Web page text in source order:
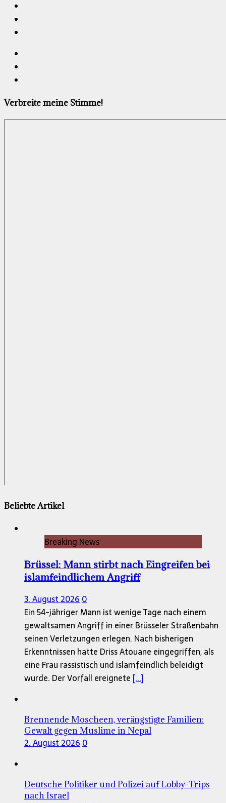
Verbreite meine Stimme!
Beliebte Artikel
Breaking News
Brüssel: Mann stirbt nach Eingreifen bei
islamfeindlichem Angriff
3. August 20260
Ein 54-jähriger Mann ist wenige Tage nach einem
gewaltsamen Angriff in einer Brüsseler Straßenbahn
seinen Verletzungen erlegen. Nach bisherigen
Erkenntnissen hatte Driss Atouane eingegriffen, als
eine Frau rassistisch und islamfeindlich beleidigt
wurde. Der Vorfall ereignete [...]
Brennende Moscheen, verängstigte Familien:
Gewalt gegen Muslime in Nepal
2. August 20260
Deutsche Politiker und Polizei auf Lobby-Trips
nach Israel